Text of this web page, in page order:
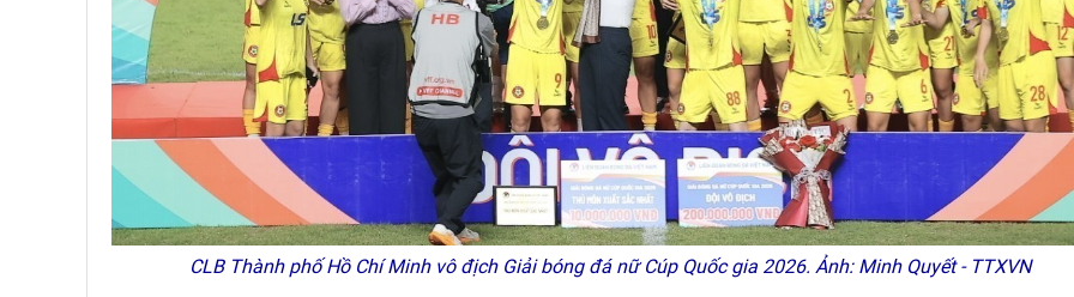
CLB Thành phố Hồ Chí Minh vô địch Giải bóng đá nữ Cúp Quốc gia 2026. Ảnh: Minh Quyết - TTXVN